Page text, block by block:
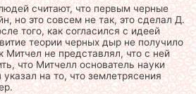
считают, что первым черные
но это совсем не так, это сделал Д.
того, как согласился с идеей
теории черных дыр не получило
Митчел не представлял, что с ней
что Митчелл основатель науки
на то, что землетрясения